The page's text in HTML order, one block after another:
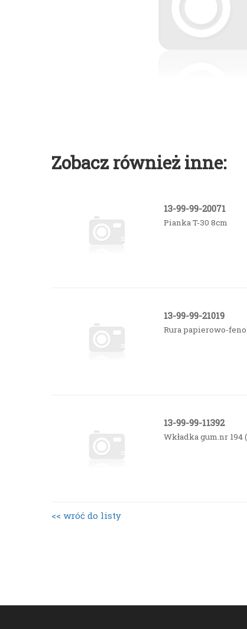
Zobacz również inne:
13-99-99-20071
Pianka T-30 8cm
13-99-99-21019
Rura papierowo-
13-99-99-11392
Wkładka gum.nr 194
<< wróć do listy